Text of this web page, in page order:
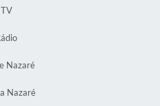
TV
Nazaré
Nazaré